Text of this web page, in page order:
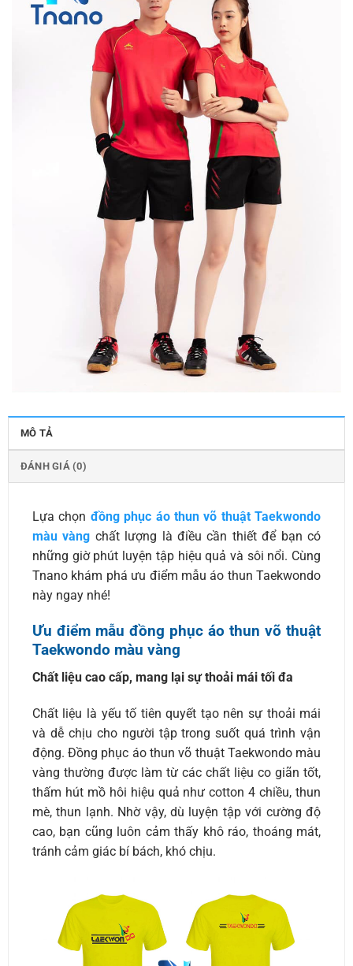
MÔ TẢ
ĐÁNH GIÁ (0)
Lựa chọn đồng phục áo thun võ thuật Taekwondo
màu vàng chất lượng là điều cần thiết để bạn có
những giờ phút luyện tập hiệu quả và sôi nổi. Cùng
Tnano khám phá ưu điểm mẫu áo thun Taekwondo
này ngay nhé!
Ưu điểm mẫu đồng phục áo thun võ thuật
Taekwondo màu vàng
Chất liệu cao cấp, mang lại sự thoải mái tối đa
Chất liệu là yếu tố tiên quyết tạo nên sự thoải mái
và dễ chịu cho người tập trong suốt quá trình vận
động. Đồng phục áo thun võ thuật Taekwondo màu
vàng thường được làm từ các chất liệu co giãn tốt,
thấm hút mồ hôi hiệu quả như cotton 4 chiều, thun
mè, thun lạnh. Nhờ vậy, dù luyện tập với cường độ
cao, bạn cũng luôn cảm thấy khô ráo, thoáng mát,
tránh cảm giác bí bách, khó chịu.